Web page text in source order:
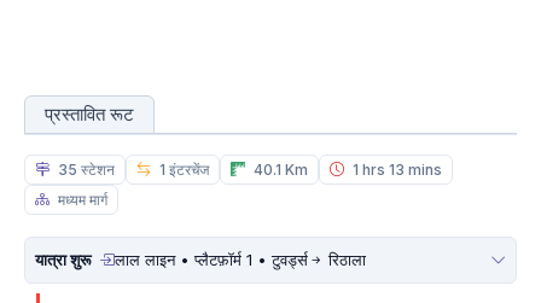
प्रस्तावित रूट
35 स्टेशन 1 इंटरचेंज 40.1 Km
1 hrs 13 mins
मध्यम मार्ग
यात्रा शुरू लाल लाइन • प्लैटफ़ॉर्म 1 • टुवर्ड्स रिठाला